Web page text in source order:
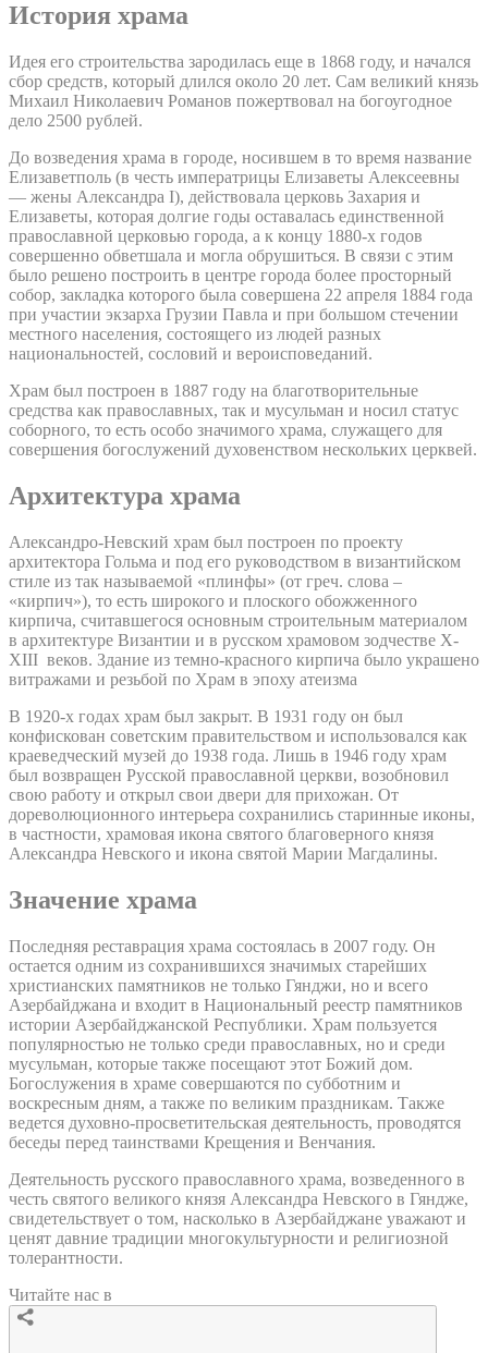
История храма
Идея его строительства зародилась еще в 1868 году, и начался
сбор средств, который длился около 20 лет. Сам великий князь
Михаил Николаевич Романов пожертвовал на богоугодное
дело 2500 рублей.
До возведения храма в городе, носившем в то время название
Елизаветполь (в честь императрицы Елизаветы Алексеевны
— жены Александра I), действовала церковь Захария и
Елизаветы, которая долгие годы оставалась единственной
православной церковью города, а к концу 1880-х годов
совершенно обветшала и могла обрушиться. В связи с этим
было решено построить в центре города более просторный
собор, закладка которого была совершена 22 апреля 1884 года
при участии экзарха Грузии Павла и при большом стечении
местного населения, состоящего из людей разных
национальностей, сословий и вероисповеданий.
Храм был построен в 1887 году на благотворительные
средства как православных, так и мусульман и носил статус
соборного, то есть особо значимого храма, служащего для
совершения богослужений духовенством нескольких церквей.
Архитектура храма
Александро-Невский храм был построен по проекту
архитектора Гольма и под его руководством в византийском
стиле из так называемой «плинфы» (от греч. слова –
«кирпич»), то есть широкого и плоского обожженного
кирпича, считавшегося основным строительным материалом
в архитектуре Византии и в русском храмовом зодчестве X-
XIII веков. Здание из темно-красного кирпича было украшено
витражами и резьбой по Храм в эпоху атеизма
В 1920-х годах храм был закрыт. В 1931 году он был
конфискован советским правительством и использовался как
краеведческий музей до 1938 года. Лишь в 1946 году храм
был возвращен Русской православной церкви, возобновил
свою работу и открыл свои двери для прихожан. От
дореволюционного интерьера сохранились старинные иконы,
в частности, храмовая икона святого благоверного князя
Александра Невского и икона святой Марии Магдалины.
Значение храма
Последняя реставрация храма состоялась в 2007 году. Он
остается одним из сохранившихся значимых старейших
христианских памятников не только Гянджи, но и всего
Азербайджана и входит в Национальный реестр памятников
истории Азербайджанской Республики. Храм пользуется
популярностью не только среди православных, но и среди
мусульман, которые также посещают этот Божий дом.
Богослужения в храме совершаются по субботним и
воскресным дням, а также по великим праздникам. Также
ведется духовно-просветительская деятельность, проводятся
беседы перед таинствами Крещения и Венчания.
Деятельность русского православного храма, возведенного в
честь святого великого князя Александра Невского в Гяндже,
свидетельствует о том, насколько в Азербайджане уважают и
ценят давние традиции многокультурности и религиозной
толерантности.
Читайте нас в